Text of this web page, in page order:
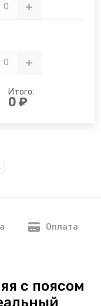
Итого:
0 ₽
Оплата
с поясом